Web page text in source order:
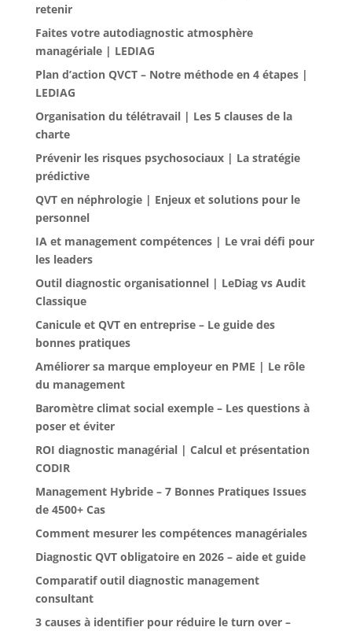
retenir
Faites votre autodiagnostic atmosphère
managériale | LEDIAG
Plan d’action QVCT – Notre méthode en 4 étapes |
LEDIAG
Organisation du télétravail | Les 5 clauses de la
charte
Prévenir les risques psychosociaux | La stratégie
prédictive
QVT en néphrologie | Enjeux et solutions pour le
personnel
IA et management compétences | Le vrai défi pour
les leaders
Outil diagnostic organisationnel | LeDiag vs Audit
Classique
Canicule et QVT en entreprise – Le guide des
bonnes pratiques
Améliorer sa marque employeur en PME | Le rôle
du management
Baromètre climat social exemple – Les questions à
poser et éviter
ROI diagnostic managérial | Calcul et présentation
CODIR
Management Hybride – 7 Bonnes Pratiques Issues
de 4500+ Cas
Comment mesurer les compétences managériales
Diagnostic QVT obligatoire en 2026 – aide et guide
Comparatif outil diagnostic management
consultant
3 causes à identifier pour réduire le turn over –